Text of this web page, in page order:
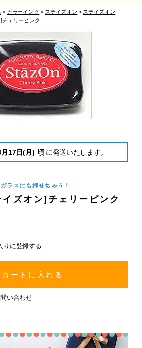
カラーインク ステイズオン
ステイズオン
チェリーピンク
月17日(月) 頃 に発送いたします。
ラスにも押せちゃう！
ズオン]チェリーピンク
りに登録する
カートに入れる
い合わせ